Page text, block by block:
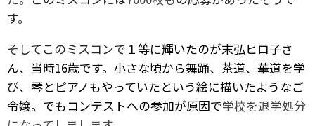
す。
そしてこのミスコンで １等に輝いたのが末弘ヒロ子さ
ん、当時16歳です。小さな頃から舞踊、茶道、華道を学
び、琴とピアノもやっていたという絵に描いたようなご
令嬢。でもコンテストへの参加が原因で学校を退学処分